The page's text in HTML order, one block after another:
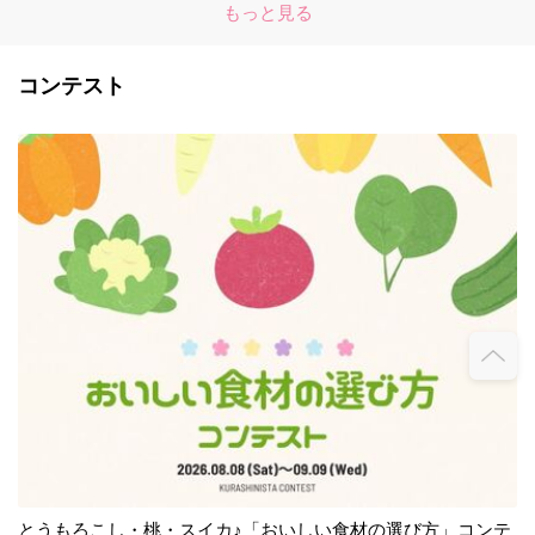
もっと見る
コンテスト
とうもろこし・桃・スイカ♪「おいしい食材の選び方」コンテ